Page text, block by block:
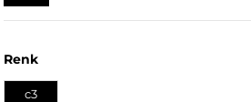
Renk
c3